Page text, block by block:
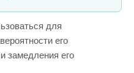
для
его
замедления его